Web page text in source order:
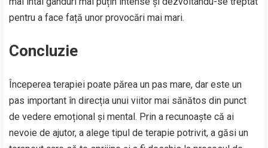
pentru a face față unor provocări mai mari.
Concluzie
Începerea terapiei poate părea un pas mare, dar este un
pas important în direcția unui viitor mai sănătos din punct
de vedere emoțional și mental. Prin a recunoaște că ai
nevoie de ajutor, a alege tipul de terapie potrivit, a găsi un